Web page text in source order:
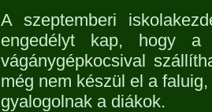
A szeptemberi
engedélyt kap, hogy a
vágánygépkocsival
még nem készül el a
gyalogolnak a diákok.